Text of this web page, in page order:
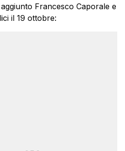
Francesco Caporale e
il 19 ottobre: